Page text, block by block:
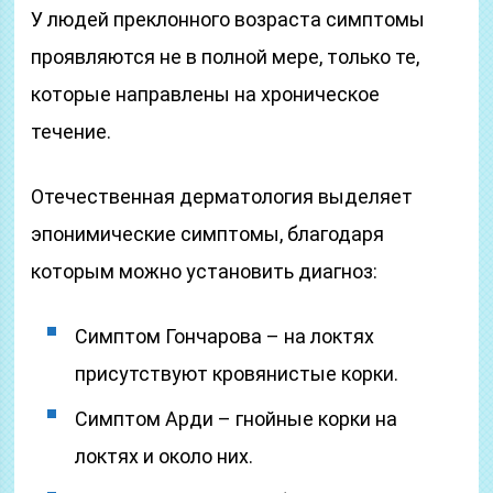
У людей преклонного возраста симптомы
проявляются не в полной мере, только те,
которые направлены на хроническое
течение.
Отечественная дерматология выделяет
эпонимические симптомы, благодаря
которым можно установить диагноз:
Симптом Гончарова – на локтях
присутствуют кровянистые корки.
Симптом Арди – гнойные корки на
локтях и около них.